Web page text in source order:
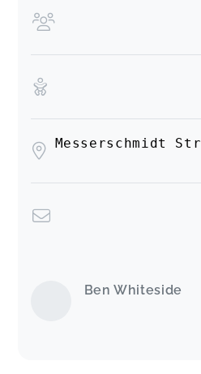
Messerschmidt
Ben Whiteside